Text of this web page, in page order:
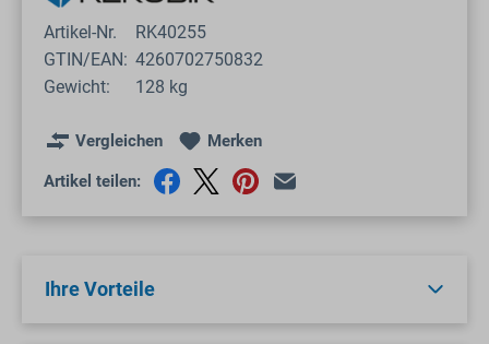
Artikel-Nr.
RK40255
GTIN/EAN: 4260702750832
Gewicht:
128 kg
Vergleichen Merken
Artikel teilen:
Ihre Vorteile